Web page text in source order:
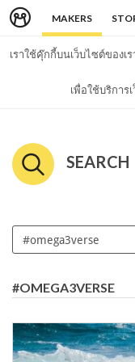
MAKERS
เราใช้คุ๊กกี้บนเว็บไซต์ของ
เพื่อใช้บริการ
SEARCH
#OMEGA3VERSE